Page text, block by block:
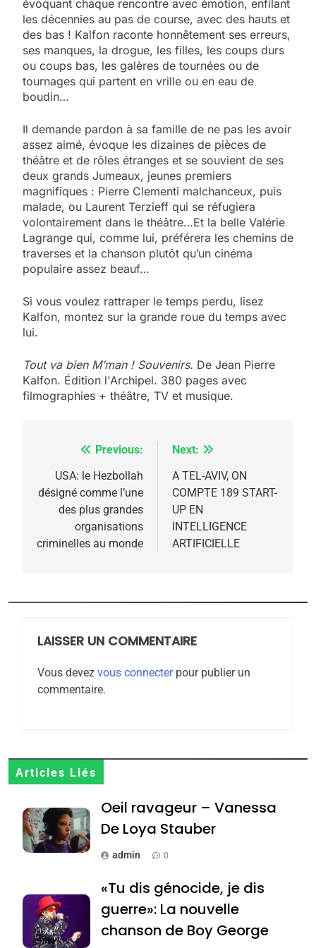
évoquant chaque rencontre avec émotion, enfilant
les décennies au pas de course, avec des hauts et
des bas ! Kalfon raconte honnêtement ses erreurs,
ses manques, la drogue, les filles, les coups durs
ou coups bas, les galères de tournées ou de
tournages qui partent en vrille ou en eau de
boudin…
Il demande pardon à sa famille de ne pas les avoir
assez aimé, évoque les dizaines de pièces de
théâtre et de rôles étranges et se souvient de ses
deux grands Jumeaux, jeunes premiers
magnifiques : Pierre Clementi malchanceux, puis
malade, ou Laurent Terzieff qui se réfugiera
volontairement dans le théâtre…Et la belle Valérie
Lagrange qui, comme lui, préférera les chemins de
traverses et la chanson plutôt qu’un cinéma
populaire assez beauf…
Si vous voulez rattraper le temps perdu, lisez
Kalfon, montez sur la grande roue du temps avec
lui.
Tout va bien M’man ! Souvenirs. De Jean Pierre
Kalfon. Édition l'Archipel. 380 pages avec
filmographies + théâtre, TV et musique.
Navigation
l’article
Previous:
USA: le Hezbollah
désigné comme l’une
des plus grandes
organisations
criminelles au monde
Next:
A TEL-AVIV, ON
COMPTE 189 START-
UP EN
INTELLIGENCE
ARTIFICIELLE
LAISSER UN COMMENTAIRE
Vous devez vous connecterpour publier un
commentaire.
Articles Liés
Oeil ravageur – Vanessa
De Loya Stauber
admin 0
«Tu dis génocide, je dis
guerre»: La nouvelle
chanson de Boy George
2025, l’année la plus
rapport d’ADL contre
FRANCE ISRAÉL
6
Zrihen-Dvir
7
Jacques Hadida
JUDAISME
Maroc : Les amandes de
Tafraout, le miel de Tadla
Azilal consacrés produits
MAROC